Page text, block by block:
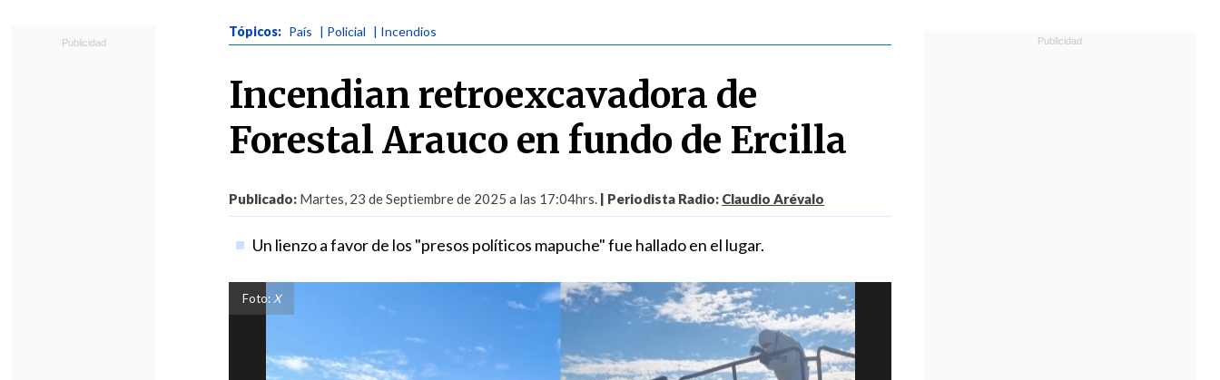
Tópicos: País | Policial | Incendios
Incendian retroexcavadora de
Forestal Arauco en fundo de Ercilla
Publicado: Martes, 23 de Septiembre de 2025 a las 17:04hrs. | Periodista Radio: Claudio Arévalo
Un lienzo a favor de los "presos políticos mapuche" fue hallado en el lugar.
Foto: X